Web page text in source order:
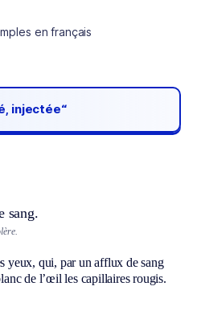
en français
injectée“
sang.
yeux, qui, par un afflux de sang
de l’œil les capillaires rougis.